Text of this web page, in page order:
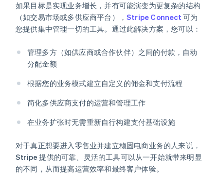
如果目标是实现业务增长，并有可能演变为更复杂的结构
（如交易市场或多供应商平台）， Stripe Connect 可为
您提供集中管理一切的工具。通过此解决方案，您可以：
管理多方（如供应商或合作伙伴）之间的付款，自动
分配金额
根据您的业务模式建立自定义的佣金和支付流程
简化多供应商支付的运营和管理工作
在业务扩张时无需重新自行构建支付基础设施
对于真正想要进入零售业并建立稳固电商业务的人来说，
Stripe 提供的可靠、灵活的工具可以从一开始就带来明显
的不同，从而提高运营效率和最终客户体验。
阿联酋
English
爱尔兰
English
爱沙尼亚
English
奥地利
Deutsch English
English
巴西
PortuguêsEnglish